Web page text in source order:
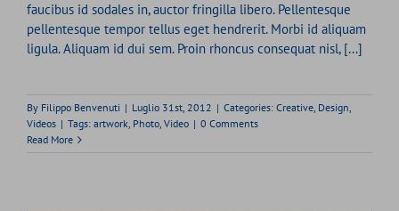
faucibus id sodales in, auctor fringilla libero. Pellentesque
pellentesque tempor tellus eget hendrerit. Morbi id aliquam
ligula. Aliquam id dui sem. Proin rhoncus consequat nisl, [...]
By Filippo Benvenuti | Luglio 31st, 2012 | Categories: Creative, Design,
Videos | Tags: artwork, Photo, Video | 0 Comments
Read More